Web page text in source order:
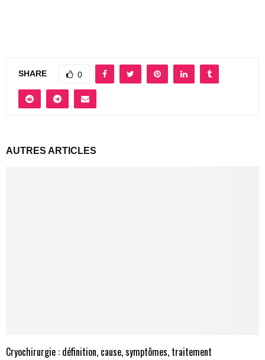
SHARE 0
AUTRES ARTICLES
Cryochirurgie : définition, cause, symptômes, traitement